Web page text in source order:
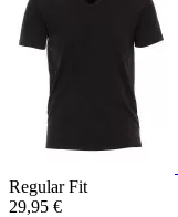
Regular Fit
29,95 €